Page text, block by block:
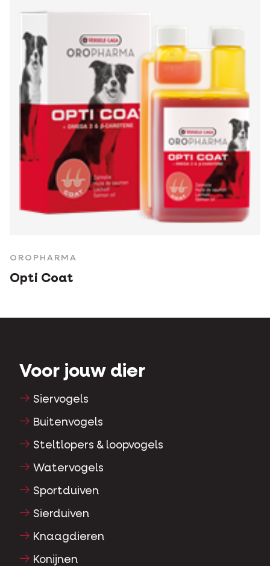
OROPHARMA
Opti Coat
Voor jouw dier
Siervogels
Buitenvogels
Steltlopers & loopvogels
Watervogels
Sportduiven
Sierduiven
Knaagdieren
Konijnen